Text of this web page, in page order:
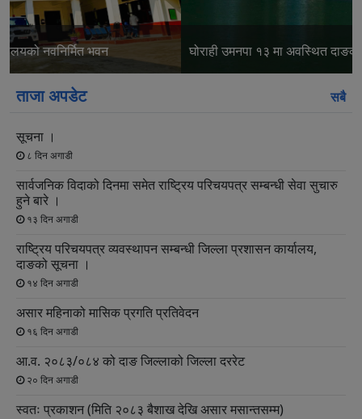
घोराही उमनपा १३ मा अवस्थित दाङको प्रसिद्ध धार्मिक स्थल बाह्रकुने दह
ताजा अपडेट सबै
सूचना ।
८ दिन अगाडी
सार्वजनिक विदाको दिनमा समेत राष्ट्रिय परिचयपत्र सम्बन्धी सेवा सुचारु
हुने बारे ।
१३ दिन अगाडी
राष्ट्रिय परिचयपत्र व्यवस्थापन सम्बन्धी जिल्ला प्रशासन कार्यालय,
दाङको सूचना ।
१४ दिन अगाडी
असार महिनाको मासिक प्रगति प्रतिवेदन
१६ दिन अगाडी
आ.व. २०८३/०८४ को दाङ जिल्लाको जिल्ला दररेट
२० दिन अगाडी
स्वतः प्रकाशन (मिति २०८३ बैशाख देखि असार मसान्तसम्म)